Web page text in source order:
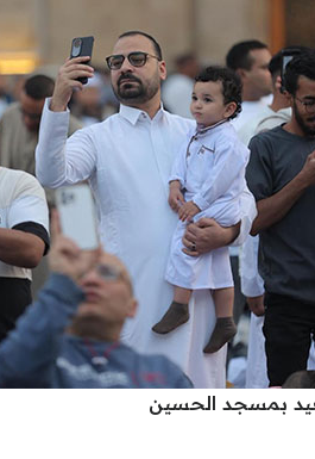
بمسجد الحسين